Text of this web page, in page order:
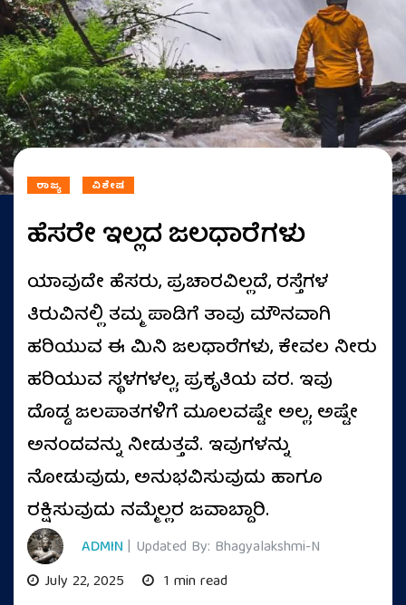
ರಾಜ್ಯ ವಿಶೇಷ
ಹೆಸರೇ ಇಲ್ಲದ ಜಲಧಾರೆಗಳು
ಯಾವುದೇ ಹೆಸರು, ಪ್ರಚಾರವಿಲ್ಲದೆ, ರಸ್ತೆಗಳ
ತಿರುವಿನಲ್ಲಿ ತಮ್ಮ ಪಾಡಿಗೆ ತಾವು ಮೌನವಾಗಿ
ಹರಿಯುವ ಈ ಮಿನಿ ಜಲಧಾರೆಗಳು, ಕೇವಲ ನೀರು
ಹರಿಯುವ ಸ್ಥಳಗಳಲ್ಲ, ಪ್ರಕೃತಿಯ ವರ. ಇವು
ದೊಡ್ಡ ಜಲಪಾತಗಳಿಗೆ ಮೂಲವಷ್ಟೇ ಅಲ್ಲ, ಅಷ್ಟೇ
ಅನಂದವನ್ನು ನೀಡುತ್ತವೆ. ಇವುಗಳನ್ನು
ನೋಡುವುದು, ಅನುಭವಿಸುವುದು ಹಾಗೂ
ರಕ್ಷಿಸುವುದು ನಮ್ಮೆಲ್ಲರ ಜವಾಬ್ದಾರಿ.
ADMIN | Updated By: Bhagyalakshmi-N
July 22, 2025
1 min read